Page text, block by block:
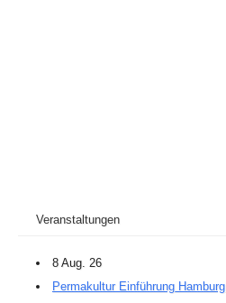
Veranstaltungen
8 Aug. 26
Permakultur Einführung Hamburg